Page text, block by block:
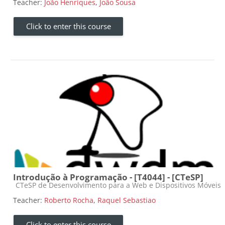
Teacher: João Henriques, João Sousa
Click to enter this course
Introdução à Programação - [T4044] - [CTeSP]
Course category
CTeSP de Desenvolvimento para a Web e Dispositivos Móveis
Teacher: Roberto Rocha, Raquel Sebastiao